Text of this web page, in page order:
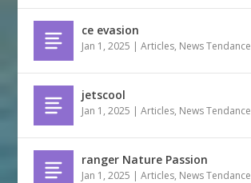
ce evasion
Jan 1, 2025 |Articles, News Tendance
jetscool
Jan 1, 2025 |Articles, News Tendance
ranger Nature Passion
Jan 1, 2025 |Articles, News Tendance